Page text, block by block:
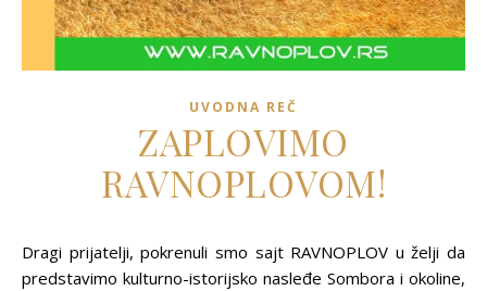
UVODNA REČ
ZAPLOVIMO
RAVNOPLOVOM!
Dragi prijatelji, pokrenuli smo sajt RAVNOPLOV u želji da
predstavimo kulturno-istorijsko nasleđe Sombora i okoline,